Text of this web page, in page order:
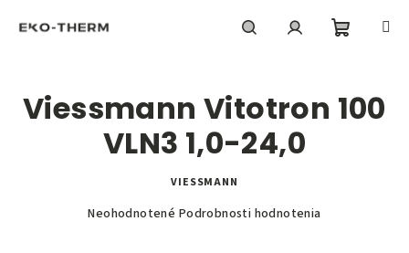
košík
Viessmann Vitotron 100
VLN3 1,0-24,0
VIESSMANN
Priemerné
Neohodnotené Podrobnosti hodnotenia